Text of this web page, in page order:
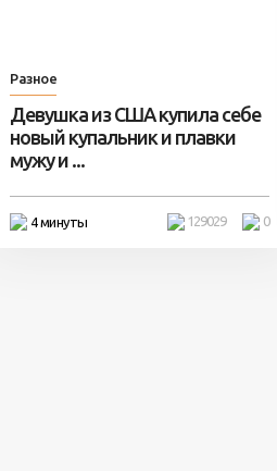
Разное
Девушка из США купила себе
новый купальник и плавки
мужу и ...
4 минуты 0
129029